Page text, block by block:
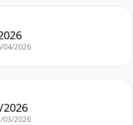
04/2026
2026
03/2026